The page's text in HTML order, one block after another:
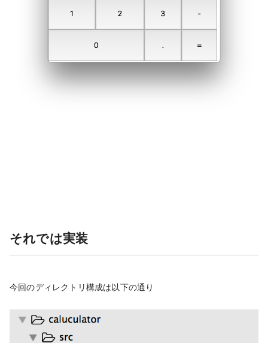
それでは実装
今回のディレクトリ構成は以下の通り